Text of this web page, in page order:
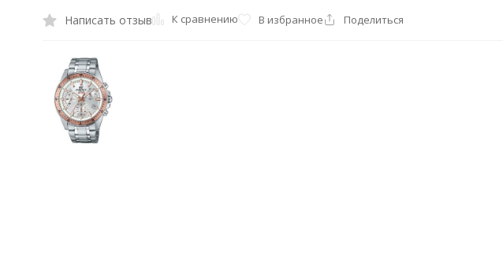
Написать отзыв К сравнению В избранное Поделиться